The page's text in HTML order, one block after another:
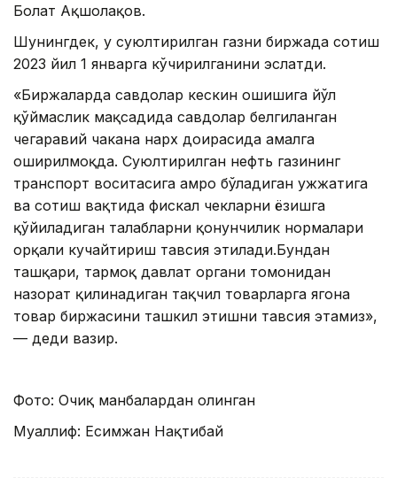
Болат Ақшолақов.
Шунингдек, у суюлтирилган газни биржада сотиш
2023 йил 1 январга кўчирилганини эслатди.
«Биржаларда савдолар кескин ошишига йўл
қўймаслик мақсадида савдолар белгиланган
чегаравий чакана нарх доирасида амалга
оширилмоқда. Суюлтирилган нефть газининг
транспорт воситасига ҳамроҳ бўладиган ҳужжатига
ва сотиш вақтида фискал чекларни ёзишга
қўйиладиган талабларни қонунчилик нормалари
орқали кучайтириш тавсия этилади.Бундан
ташқари, тармоқ давлат органи томонидан
назорат қилинадиган тақчил товарларга ягона
товар биржасини ташкил этишни тавсия этамиз»,
— деди вазир.
Фото: Очиқ манбалардан олинган
Муаллиф: Есимжан Нақтибай